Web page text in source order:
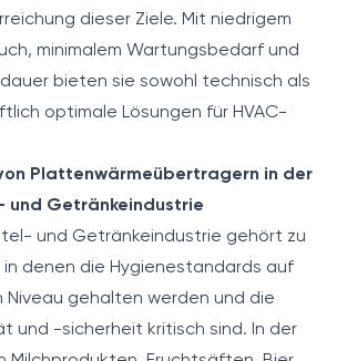
dieser Ziele. Mit niedrigem
minimalem Wartungsbedarf und
bieten sie sowohl technisch als
optimale Lösungen für HVAC-
Plattenwärmeübertragern in der
und Getränkeindustrie
und Getränkeindustrie gehört zu
in denen die Hygienestandards auf
Niveau gehalten werden und die
und -sicherheit kritisch sind. In der